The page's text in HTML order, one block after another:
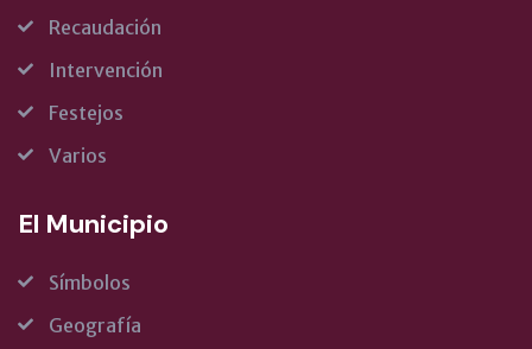
Recaudación
Intervención
Festejos
Varios
El Municipio
Símbolos
Geografía